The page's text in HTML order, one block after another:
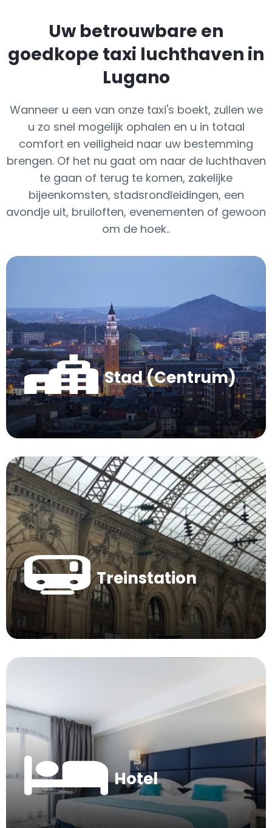
Uw betrouwbare en
goedkope taxi luchthaven in
Lugano
Wanneer u een van onze taxi's boekt, zullen we
u zo snel mogelijk ophalen en u in totaal
comfort en veiligheid naar uw bestemming
brengen. Of het nu gaat om naar de luchthaven
te gaan of terug te komen, zakelijke
bijeenkomsten, stadsrondleidingen, een
avondje uit, bruiloften, evenementen of gewoon
om de hoek..
Stad (Centrum)
Treinstation
Hotel